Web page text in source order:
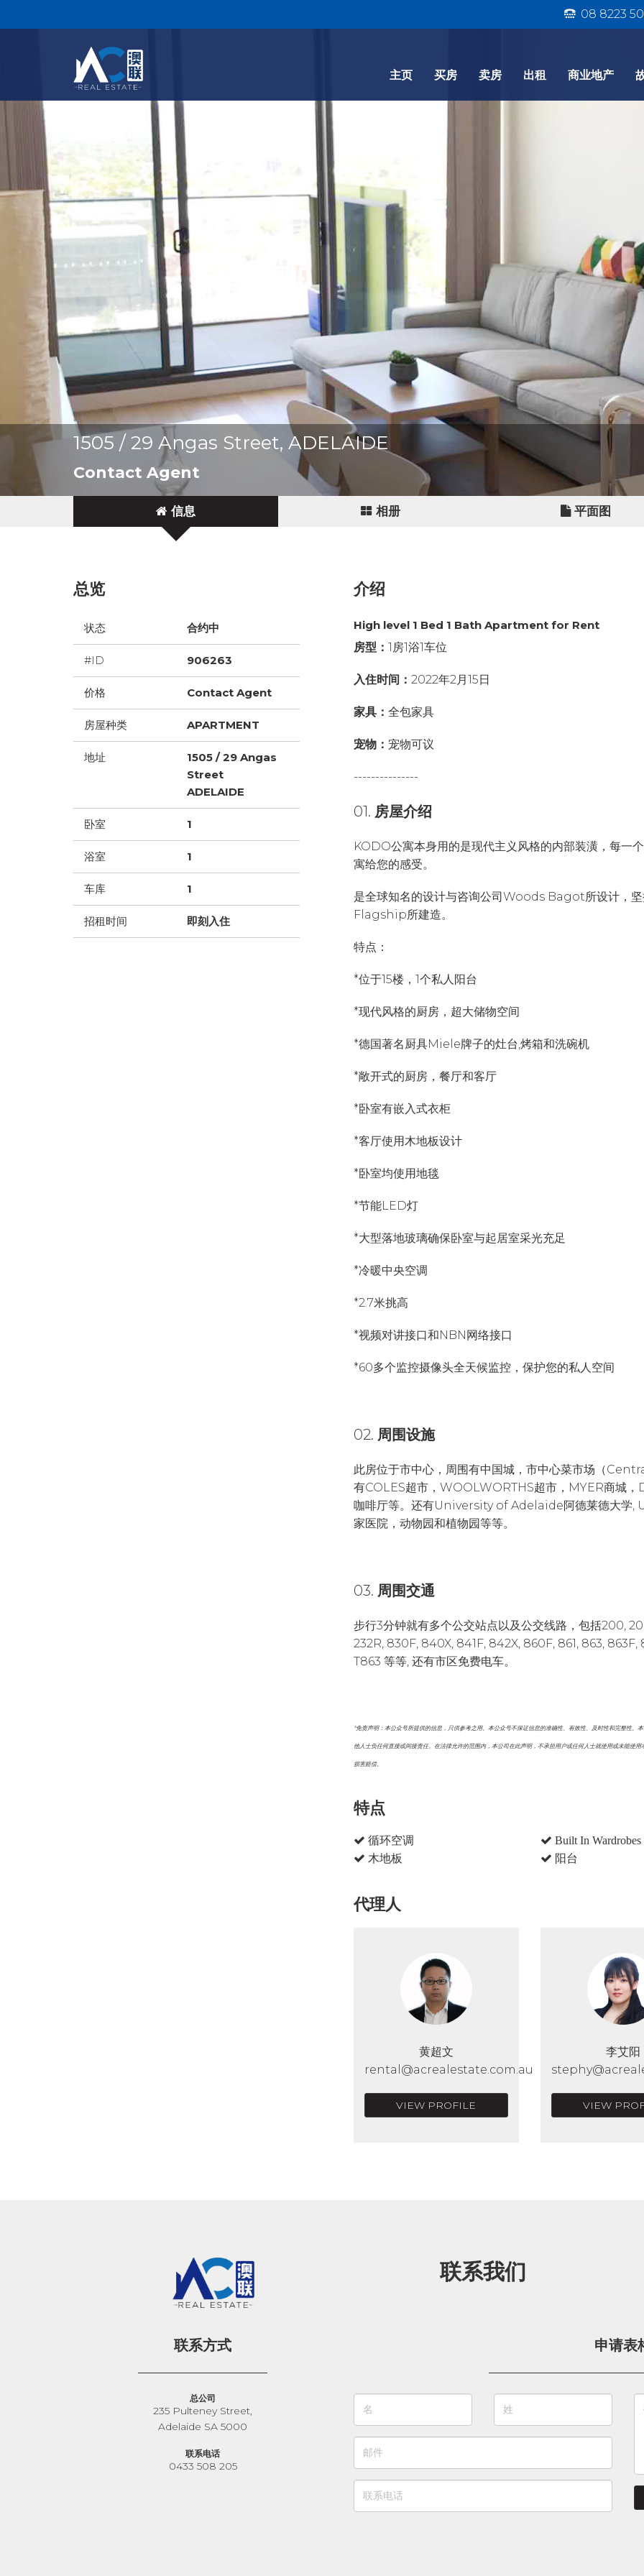
08 8223
主页 买房 卖房 出租 商业地产
1505 / 29 Angas Street, ADELAIDE
Contact Agent
信息 相册 平面图
总览
状态 合约中
#ID 906263
价格 Contact Agent
房屋种类 APARTMENT
地址
1505 / 29 Angas
Street
ADELAIDE
卧室 1
浴室 1
车库 1
招租时间 即刻入住
介绍
High level 1 Bed 1 Bath Apartment for Rent
房型： 1房1浴1车位
入住时间： 2022年2月15日
家具： 全包家具
宠物： 宠物可议
---------------
01. 房屋介绍
KODO公寓本身用的是现代主义风格的内部装潢，每一
寓给您的感受。
是全球知名的设计与咨询公司Woods Bagot所设计，
Flagship所建造。
特点：
*位于15楼，1个私人阳台
*现代风格的厨房，超大储物空间
*德国著名厨具Miele牌子的灶台,烤箱和洗碗机
*敞开式的厨房，餐厅和客厅
*卧室有嵌入式衣柜
*客厅使用木地板设计
*卧室均使用地毯
*节能LED灯
*大型落地玻璃确保卧室与起居室采光充足
*冷暖中央空调
*2.7米挑高
*视频对讲接口和NBN网络接口
*60多个监控摄像头全天候监控，保护您的私人空间
02. 周围设施
此房位于市中心，周围有中国城，市中心菜市场（
有COLES超市，WOOLWORTHS超市，MYER商城
咖啡厅等。还有University of Adelaide阿德莱德大学
家医院，动物园和植物园等等。
03. 周围交通
步行3分钟就有多个公交站点以及公交线路，包括200,
232R, 830F, 840X, 841F, 842X, 860F, 861, 863,
T863 等等, 还有市区免费电车。
*免责声明：本公众号所提供的信息，只供参考之用。本公众号不保证信息的准确性、有效性、及时性和完整性
他人士负任何直接或间接责任。在法律允许的范围内，本公司在此声明，不承担用户或任何人士就使用或未能使
损害赔偿。
特点
循环空调
Built In Wardrobes
木地板
阳台
代理人
黄超文
rental@acrealestate.com.au
VIEW PROFILE
李艾阳
VIEW
联系我们
联系方式
总公司
235 Pulteney Street,
Adelaide SA 5000
联系电话
0433 508 205
申请表